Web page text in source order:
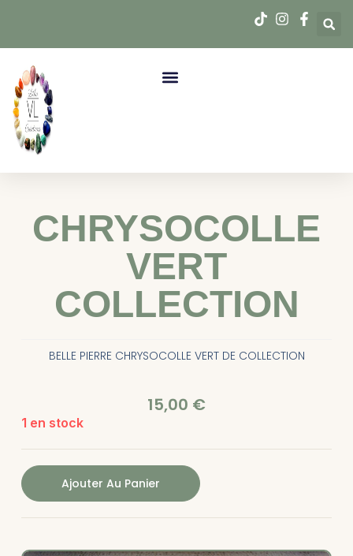
CHRYSOCOLLE
VERT
COLLECTION
BELLE PIERRE CHRYSOCOLLE VERT DE COLLECTION
15,00 €
1 en stock
Ajouter Au Panier